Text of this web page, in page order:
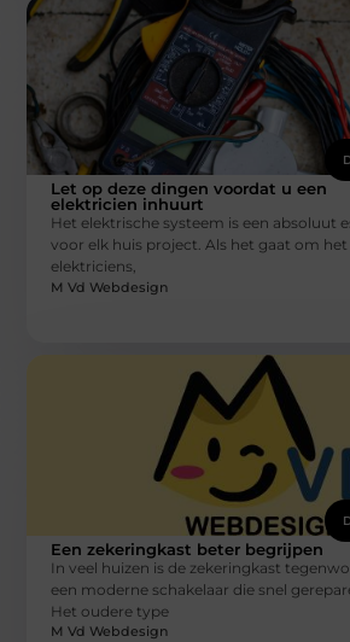
Let op deze dingen voordat u een
elektricien inhuurt
Het elektrische systeem is een absoluut
voor elk huis project. Als het gaat om het
elektriciens,
M Vd Webdesign
Een zekeringkast beter begrijpen
In veel huizen is de zekeringkast
een moderne schakelaar die snel
Het oudere type
M Vd Webdesign